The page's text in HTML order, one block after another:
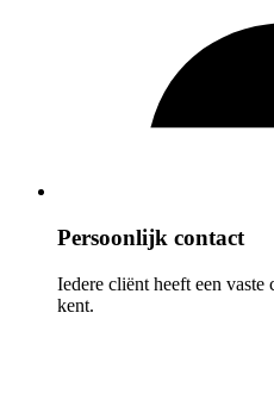
Persoonlijk contact
Iedere cliënt heeft een
kent.